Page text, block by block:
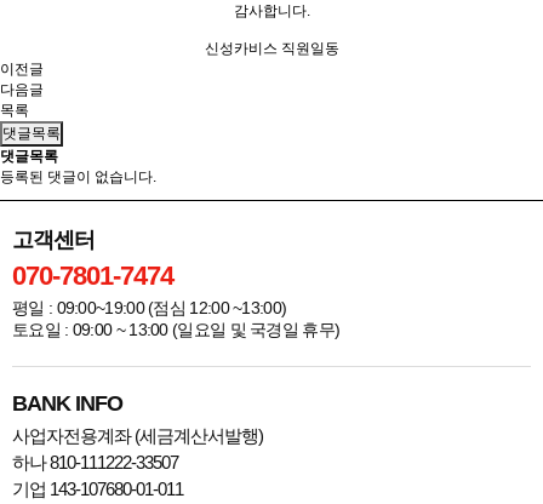
감사합니다.
신성카비스 직원일동
이전글
다음글
목록
댓글목록
댓글목록
등록된 댓글이 없습니다.
고객센터
070-7801-7474
평일 : 09:00~19:00 (점심 12:00 ~13:00)
토요일 : 09:00 ~ 13:00 (일요일 및 국경일 휴무)
BANK INFO
사업자전용계좌 (세금계산서발행)
하나 810-111222-33507
기업 143-107680-01-011